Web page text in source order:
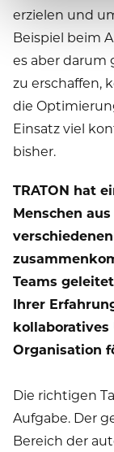
erzielen und
Beispiel beim
es aber darum
zu erschaffen,
die
Einsatz viel
bisher.
TRATON hat
Menschen
Teams
Ihrer
Organisation
Die richtigen
Aufgabe. Der
Bereich der